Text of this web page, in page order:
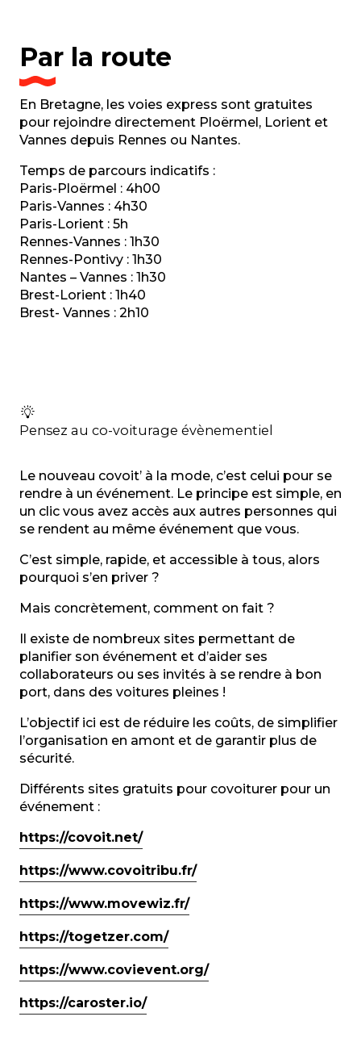
Par la route
En Bretagne, les voies express sont gratuites
pour rejoindre directement Ploërmel, Lorient et
Vannes depuis Rennes ou Nantes.
Temps de parcours indicatifs :
Paris-Ploërmel : 4h00
Paris-Vannes : 4h30
Paris-Lorient : 5h
Rennes-Vannes : 1h30
Rennes-Pontivy : 1h30
Nantes – Vannes : 1h30
Brest-Lorient : 1h40
Brest- Vannes : 2h10
Pensez au co-voiturage évènementiel
Le nouveau covoit’ à la mode, c’est celui pour se
rendre à un événement. Le principe est simple, en
un clic vous avez accès aux autres personnes qui
se rendent au même événement que vous.
C’est simple, rapide, et accessible à tous, alors
pourquoi s’en priver ?
Mais concrètement, comment on fait ?
Il existe de nombreux sites permettant de
planifier son événement et d’aider ses
collaborateurs ou ses invités à se rendre à bon
port, dans des voitures pleines !
L’objectif ici est de réduire les coûts, de simplifier
l’organisation en amont et de garantir plus de
sécurité.
Différents sites gratuits pour covoiturer pour un
événement :
https://covoit.net/
https://www.covoitribu.fr/
https://www.movewiz.fr/
https://togetzer.com/
https://www.covievent.org/
https://caroster.io/